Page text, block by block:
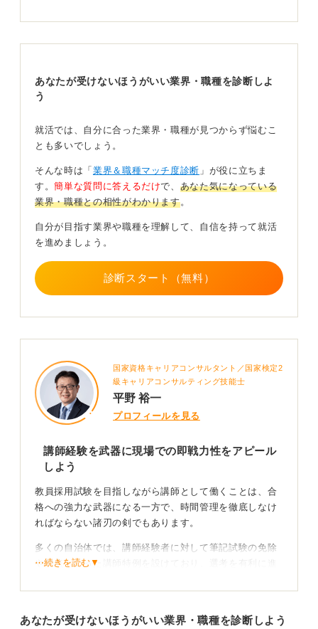
す。
ただし、講師は業務が多忙で勉強時間の確保が難しいと
の浅さは厳しくチェックされます。
日々の業務で得た学びや工夫を言語化しておくことで、
理想論ではない現場に即した強い回答をつくることがで
きるようになります。
あなたが受けないほうがいい業界・職種を診断しよ
う
就活では、自分に合った業界・職種が見つからず悩むこ
とも多いでしょう。
そんな時は「 業界＆職種マッチ度診断 」が役に立ちま
す。簡単な質問に答えるだけで、 あなた気になっている
業界・職種との相性がわかります。
自分が目指す業界や職種を理解して、自信を持って就活
を進めましょう。
診断スタート（無料）
国家資格キャリアコンサルタント／国家検定2
級キャリアコンサルティング技能士
平野 裕一
プロフィールを見る
講師経験を武器に現場での即戦力性をアピール
しよう
教員採用試験を目指しながら講師として働くことは、合
格への強力な武器になる一方で、時間管理を徹底しなけ
ればならない諸刃の剣でもあります。
多くの自治体では、講師経験者に対して筆記試験の免除
や加点といった講師特例を設けており、選考を有利に進
践的な対応力や具体的なエピソードは、学生にはない圧
⋯続きを読む▼
あなたが受けないほうがいい業界・職種を診断しよう